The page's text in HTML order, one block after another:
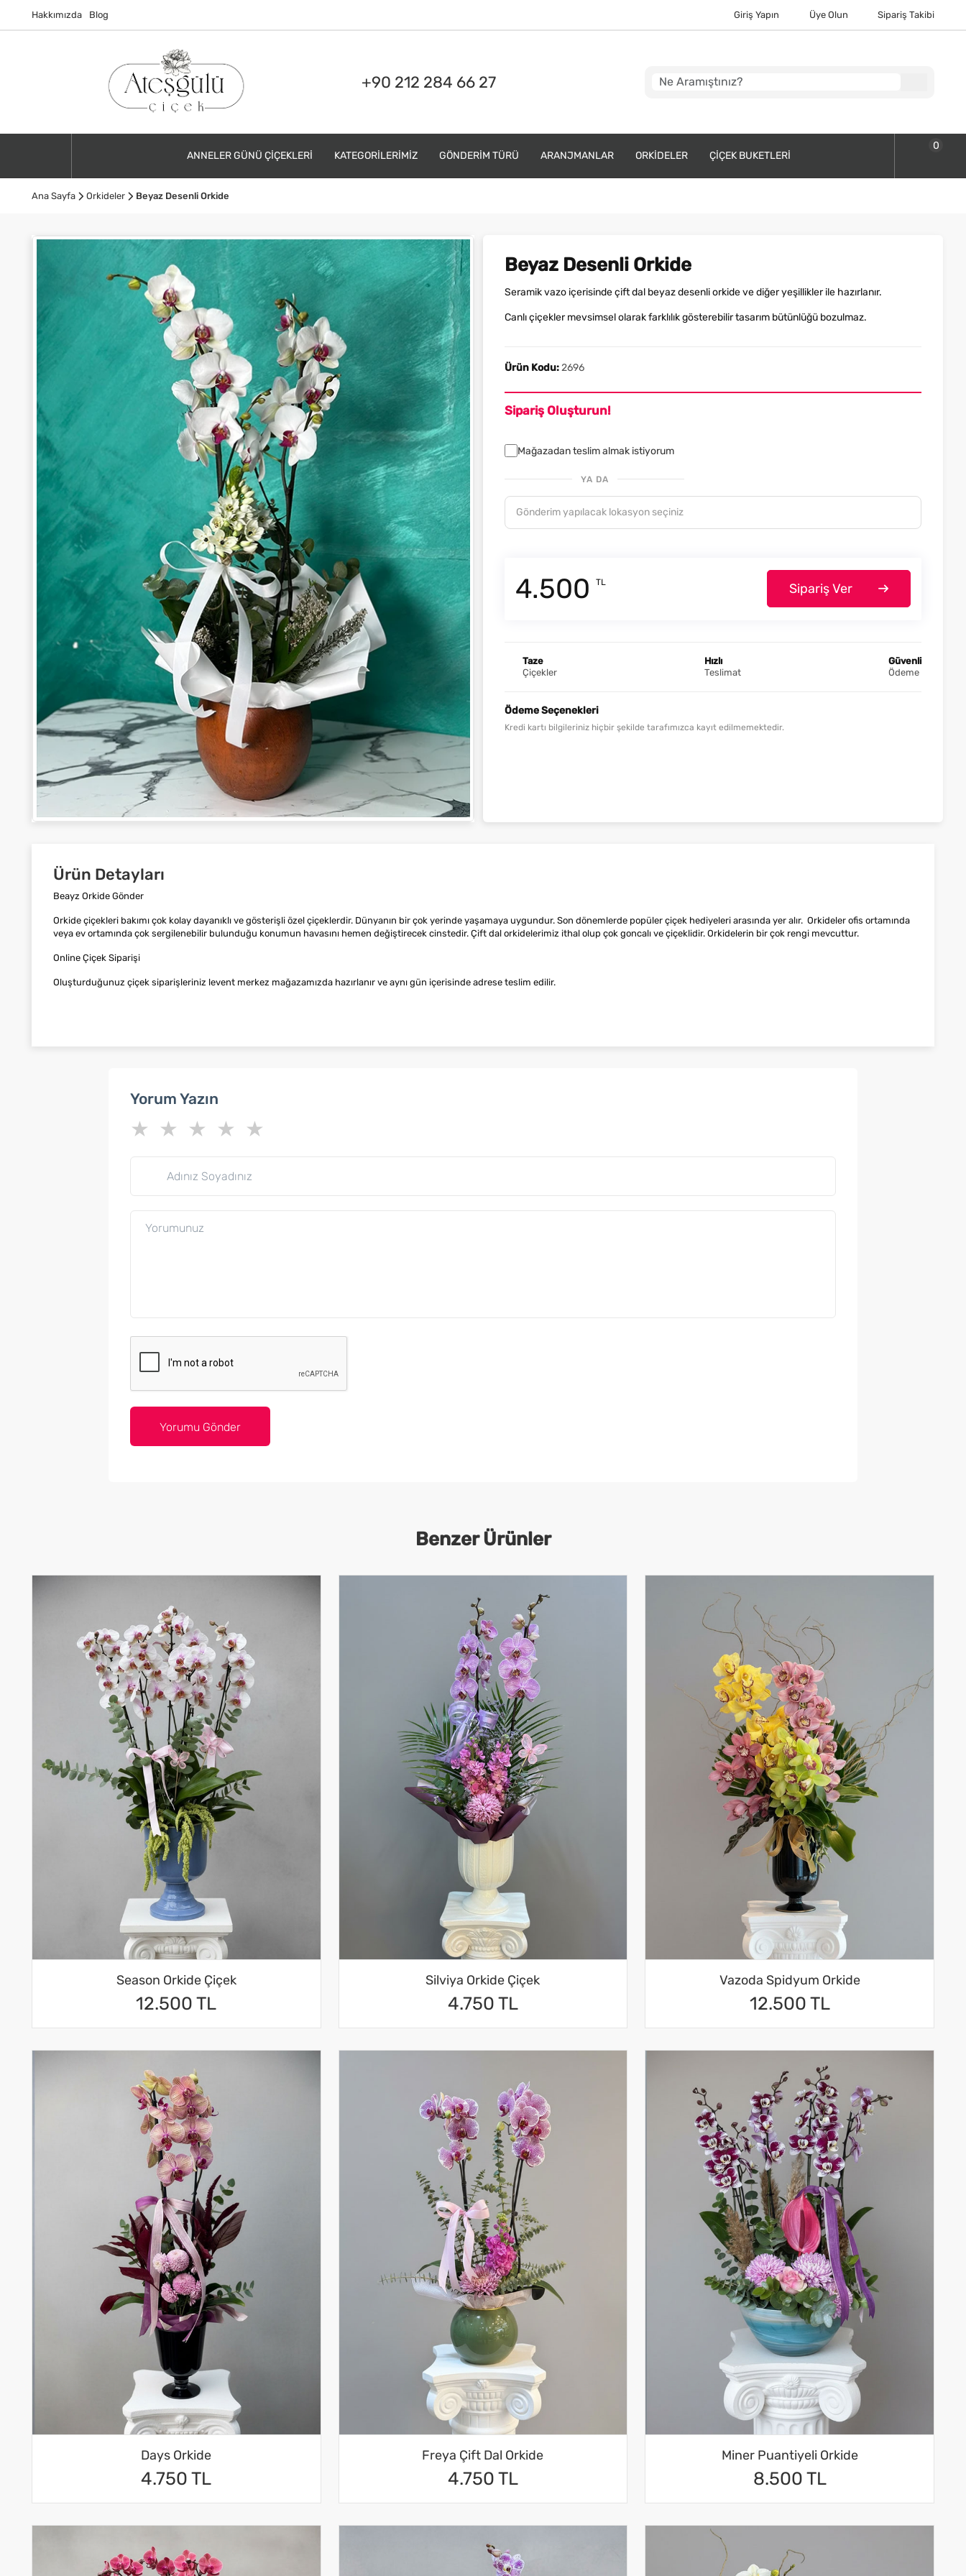
Hakkımızda Blog Giriş Yapın Üye Olun Sipariş Takibi
+90 212 284 66 27
ANNELER GÜNÜ ÇIÇEKLERI KATEGORILERIMIZ GÖNDERIM TÜRÜ ARANJMANLAR ORKIDELER ÇIÇEK BUKETLERI
0
Ana Sayfa Orkideler Beyaz Desenli Orkide
Beyaz Desenli Orkide
Seramik vazo içerisinde çift dal beyaz desenli orkide ve diğer yeşillikler ile hazırlanır.
Canlı çiçekler mevsimsel olarak farklılık gösterebilir tasarım bütünlüğü bozulmaz.
Ürün Kodu:2696
Sipariş Oluşturun!
Mağazadan teslim almak istiyorum
YA DA
4.500 TL Sipariş Ver
Taze
Çiçekler
Hızlı
Teslimat
Güvenli
Ödeme
Ödeme Seçenekleri
Kredi kartı bilgileriniz hiçbir şekilde tarafımızca kayıt edilmemektedir.
Ürün Detayları
Beayz Orkide Gönder
Orkide çiçekleri bakımı çok kolay dayanıklı ve gösterişli özel çiçeklerdir. Dünyanın bir çok yerinde yaşamaya uygundur. Son dönemlerde popüler çiçek hediyeleri arasında yer alır. Orkideler ofis ortamında
veya ev ortamında çok sergilenebilir bulunduğu konumun havasını hemen değiştirecek cinstedir. Çift dal orkidelerimiz ithal olup çok goncalı ve çiçeklidir. Orkidelerin bir çok rengi mevcuttur.
Online Çiçek Siparişi
Oluşturduğunuz çiçek siparişleriniz levent merkez mağazamızda hazırlanır ve aynı gün içerisinde adrese teslim edilir.
Yorum Yazın
Benzer Ürünler
Season Orkide Çiçek
12.500 TL
Silviya Orkide Çiçek
4.750 TL
Vazoda Spidyum Orkide
12.500 TL
Days Orkide
4.750 TL
Freya Çift Dal Orkide
4.750 TL
Miner Puantiyeli Orkide
8.500 TL